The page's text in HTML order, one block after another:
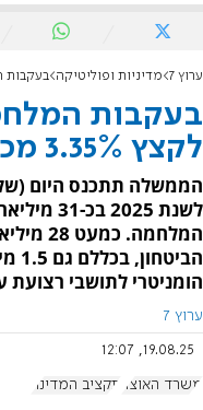
ערוץ 7 מדיניות ופוליטיקה בעקבות
בעקבות
לקצץ 3.35% מכל המשרדים ב-2026
הממשלה תתכנס היום
לשנת
הומניטרי לתושבי רצועת
ערוץ 7
19.08.25, 12:07
משרד האוצר תקציב המדינה